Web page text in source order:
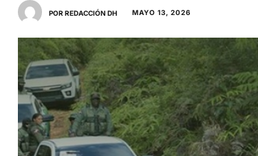
POR REDACCIÓN DH MAYO 13, 2026